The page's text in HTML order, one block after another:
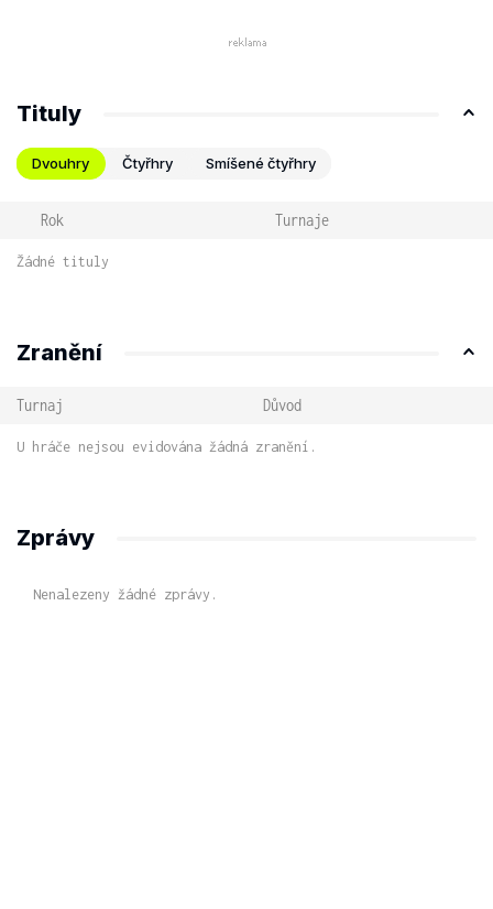
Tituly
Dvouhry Čtyřhry Smíšené čtyřhry
Rok Turnaje
Žádné tituly
Zranění
Turnaj Důvod
U hráče nejsou evidována žádná zranění.
Zprávy
Nenalezeny žádné zprávy.